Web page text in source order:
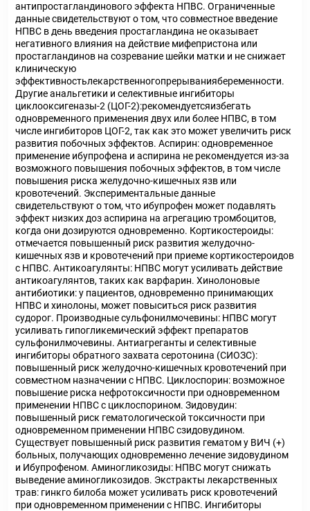
антипростагландинового эффекта НПВС. Ограниченные
данные свидетельствуют о том, что совместное введение
НПВС в день введения простагландина не оказывает
негативного влияния на действие мифепристона или
простагландинов на созревание шейки матки и не снижает
клиническую
эффективностьлекарственногопрерываниябеременности.
Другие анальгетики и селективные ингибиторы
циклооксигеназы-2 (ЦОГ-2):рекомендуетсяизбегать
одновременного применения двух или более НПВС, в том
числе ингибиторов ЦОГ-2, так как это может увеличить риск
развития побочных эффектов. Аспирин: одновременное
применение ибупрофена и аспирина не рекомендуется из-за
возможного повышения побочных эффектов, в том числе
повышения риска желудочно-кишечных язв или
кровотечений. Экспериментальные данные
свидетельствуют о том, что ибупрофен может подавлять
эффект низких доз аспирина на агрегацию тромбоцитов,
когда они дозируются одновременно. Кортикостероиды:
отмечается повышенный риск развития желудочно-
кишечных язв и кровотечений при приеме кортикостероидов
с НПВС. Антикоагулянты: НПВС могут усиливать действие
антикоагулянтов, таких как варфарин. Хинолоновые
антибиотики: у пациентов, одновременно принимающих
НПВС и хинолоны, может повыситься риск развития
судорог. Производные сульфонилмочевины: НПВС могут
усиливать гипогликемический эффект препаратов
сульфонилмочевины. Антиагреганты и селективные
ингибиторы обратного захвата серотонина (СИОЗС):
повышенный риск желудочно-кишечных кровотечений при
совместном назначении с НПВС. Циклоспорин: возможное
повышение риска нефротоксичности при одновременном
применении НПВС с циклоспорином. Зидовудин:
повышенный риск гематологической токсичности при
одновременном применении НПВС сзидовудином.
Существует повышенный риск развития гематом у ВИЧ (+)
больных, получающих одновременно лечение зидовудином
и Ибупрофеном. Аминогликозиды: НПВС могут снижать
выведение аминогликозидов. Экстракты лекарственных
трав: гинкго билоба может усиливать риск кровотечений
при одновременном применении с НПВС. Ингибиторы